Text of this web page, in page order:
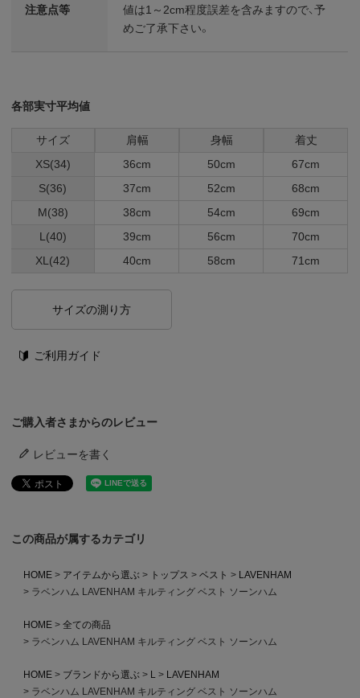
注意点等
値は1～2cm程度誤差を含みますので、予
めご了承下さい。
各部実寸平均値
サイズ 肩幅 身幅
着丈
XS(34)
36cm 50cm
67cm
S(36)
37cm 52cm
68cm
M(38)
38cm 54cm
69cm
L(40)
39cm 56cm
70cm
XL(42)
40cm 58cm 71cm
サイズの測り方
ご利用ガイド
ご購入者さまからのレビュー
レビューを書く
この商品が属するカテゴリ
HOME アイテムから選ぶ トップス ベスト
LAVENHAM
ラベンハム LAVENHAM キルティング ベスト ソーンハム
HOME
全ての商品
ラベンハム LAVENHAM キルティング ベスト ソーンハム
HOME ブランドから選ぶ L
LAVENHAM
ラベンハム LAVENHAM キルティング ベスト ソーンハム